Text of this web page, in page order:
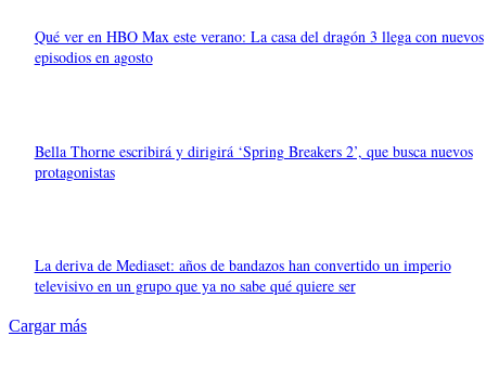
Qué ver en HBO Max este verano: La casa del dragón 3 llega con nuevos
episodios en agosto
Bella Thorne escribirá y dirigirá ‘Spring Breakers 2’, que busca nuevos
protagonistas
La deriva de Mediaset: años de bandazos han convertido un imperio
televisivo en un grupo que ya no sabe qué quiere ser
Cargar más